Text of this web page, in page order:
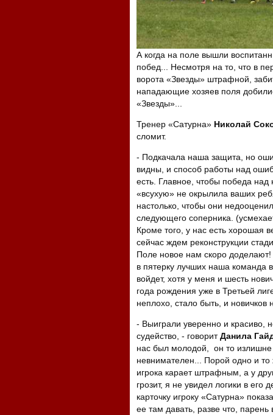
А когда на поле вышли
побед... Несмотря на то, что в
ворота «Звезды» штрафной,
нападающие хозяев поля
«Звезды»...
Тренер «Сатурна» Николай
сломит.
- Подкачала наша защита, но
видны, и способ работы над
есть. Главное, чтобы победа над
«всухую» не окрылила ваших
настолько, чтобы они
следующего соперника.
Кроме того, у нас есть хорошая
сейчас ждем реконструкции
Поле новое нам скоро
в пятерку лучших наша команда
войдет, хотя у меня и шесть
года рождения уже в Третьей
неплохо, стало быть, и новичков
- Выиграли уверенно и красиво,
судейство, - говоритДанила
нас был молодой, он то излишне
невнимателен... Порой одно и
игрока карает штрафным, а у
грозит, я не увидел логики в его
карточку игроку «Сатурна»
ее там давать, разве что,